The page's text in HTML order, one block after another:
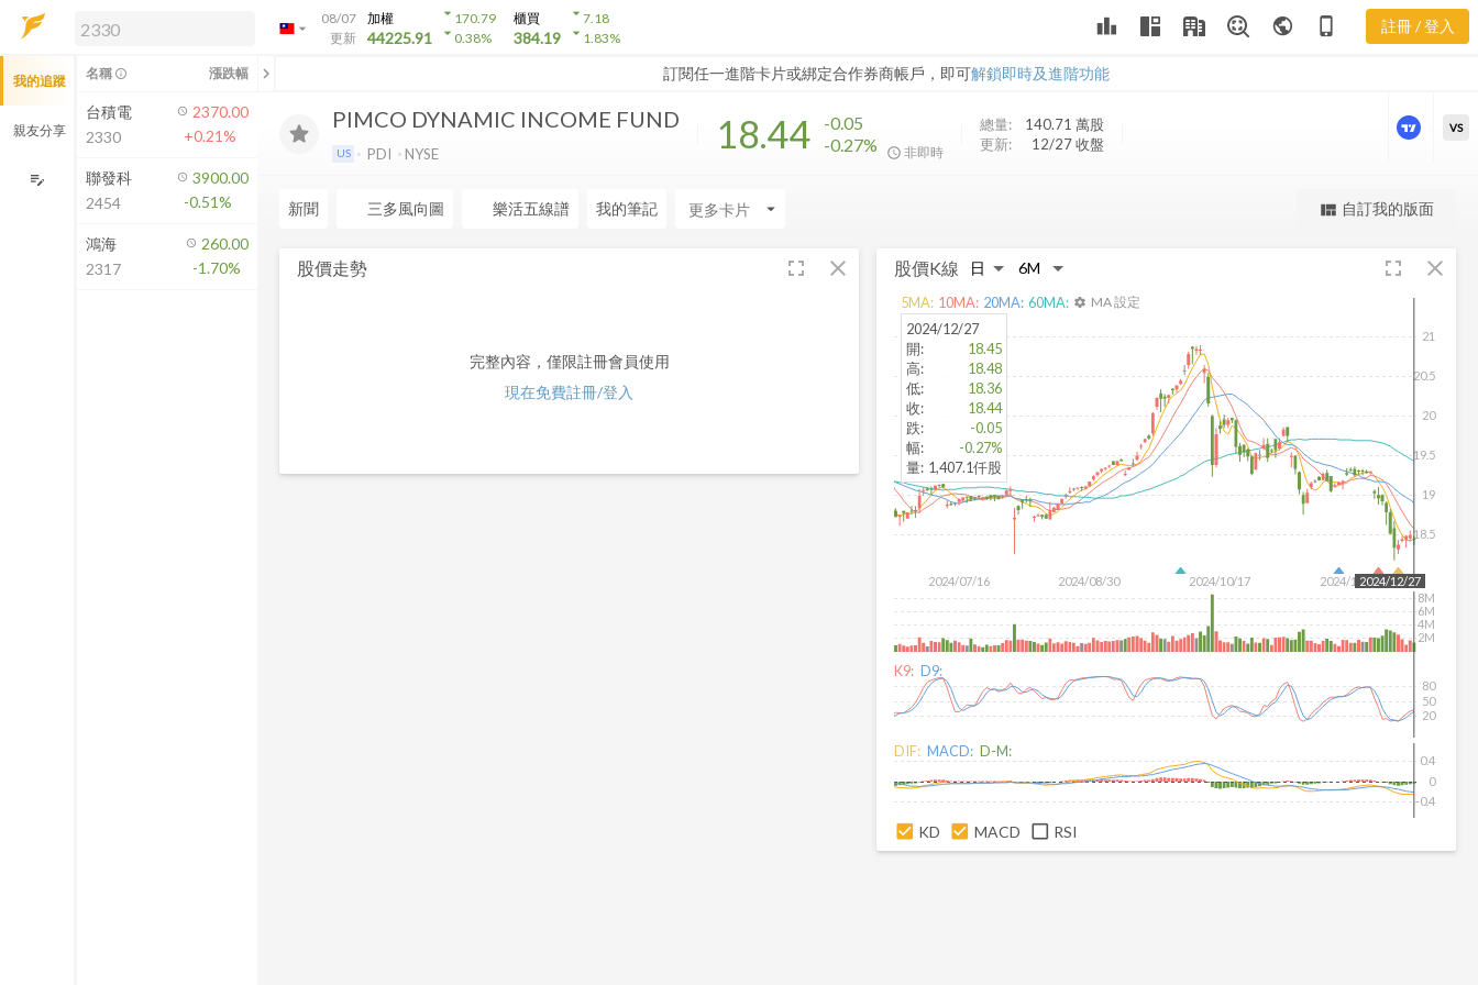
arrow_drop_down
08/07
更新
加權
44225.91
arrow_drop_down170.79
arrow_drop_down0.38%
櫃買
384.19
arrow_drop_down7.18
arrow_drop_down1.83% leaderboard public phone_iphone 註冊 / 登入
訂閱任一進階卡片或綁定合作券商帳戶，即可解鎖即時及進階功能
解鎖即時行情及進階功能
方案」，即可解鎖以下功能：
即時行情
即時市況與排行
成交金額熱力圖
前往方案訂閱
如何綁定合作券商
PDI 股價走勢
PIMCO DYNAMIC INCOME FUND
US PDI NYSE 18.44
-0.05
-0.27%
非即時
總量: 140.71 萬股
更新:
12/27 收盤
更強大的進階價量圖表
VS
新聞 三多風向圖 樂活五線譜 我的筆記 arrow_drop_down view_quilt 自訂我的版面
股價走勢 fullscreen close
完整內容，僅限註冊會員使用
現在免費註冊/登入
股價K線 fullscreen close
2024/07/16 2024/08/30 2024/10/17 2024/12/04
18.5
19
19.5
20
20.5
21
2024/12/27
2M
4M
6M
8M
2024/12/27
開:
18.45
高:
18.48
低:
18.36
收:
18.44
跌:
-0.05
幅:
-0.27%
量: 1,407.1仟股
5MA: 10MA: 20MA: 60MA: settings MA 設定
K9: D9:
20
50
80
DIF: MACD: D-M:
-0.4
0
0.4
KD MACD RSI
我的追蹤
親友分享
edit_note
名稱 info_outline 漲跌幅 chevron_left
台積電
2330
2370.00
+0.21%
聯發科
2454
3900.00
-0.51%
鴻海
2317
260.00
-1.70%